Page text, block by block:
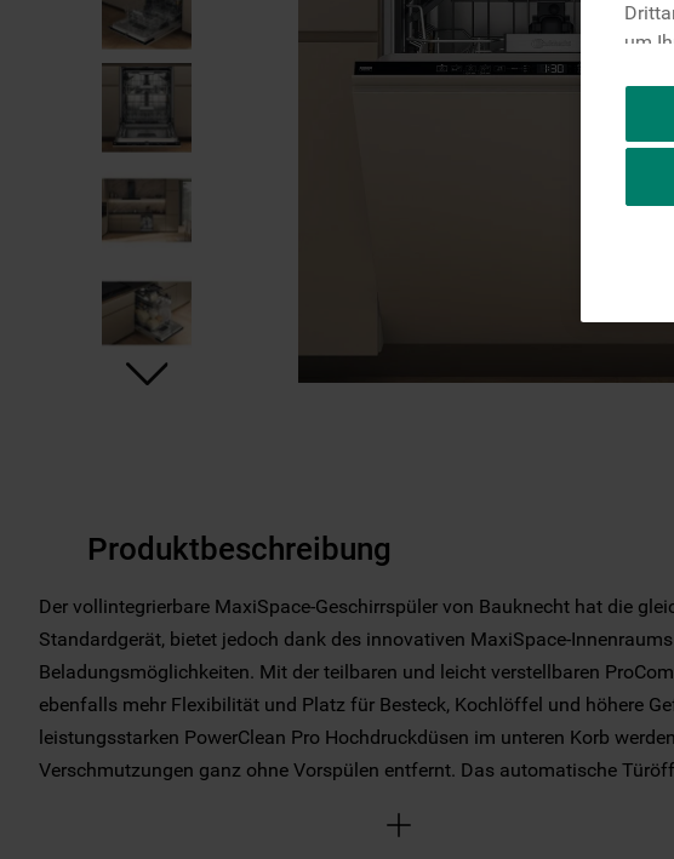
Produktbeschreibung
Der vollintegrierbare MaxiSpace-Geschirrspüler von Bauknecht hat die
Standardgerät, bietet jedoch dank des innovativen MaxiSpace-
Beladungsmöglichkeiten. Mit der teilbaren und leicht verstellbaren
ebenfalls mehr Flexibilität und Platz für Besteck, Kochlöffel und höhere
leistungsstarken PowerClean Pro Hochdruckdüsen im unteren Korb
Verschmutzungen ganz ohne Vorspülen entfernt. Das automatische
Design, fortschrittlichen Technologien und der Energieeffizienzklasse B
um
um
der
Sie